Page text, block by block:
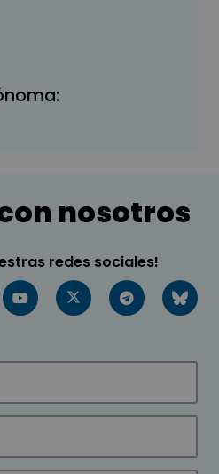
nosotros
redes sociales!